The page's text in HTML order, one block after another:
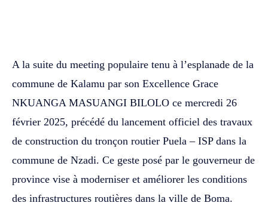
A la suite du meeting populaire tenu à l’esplanade de la
commune de Kalamu par son Excellence Grace
NKUANGA MASUANGI BILOLO ce mercredi 26
février 2025, précédé du lancement officiel des travaux
de construction du tronçon routier Puela – ISP dans la
commune de Nzadi. Ce geste posé par le gouverneur de
province vise à moderniser et améliorer les conditions
des infrastructures routières dans la ville de Boma.